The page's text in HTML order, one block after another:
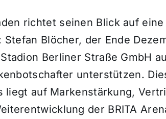
richtet seinen Blick auf
Blöcher, der Ende
Berliner Straße GmbH
unterstützen.
liegt auf Markenstärkung,
der BRITA